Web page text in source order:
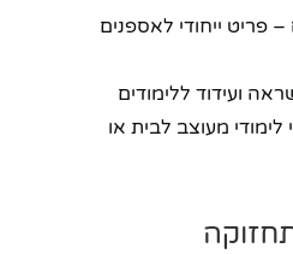
– פריט ייחודי לאספנים
ועידוד ללימודים
לימודי מעוצב לבית או